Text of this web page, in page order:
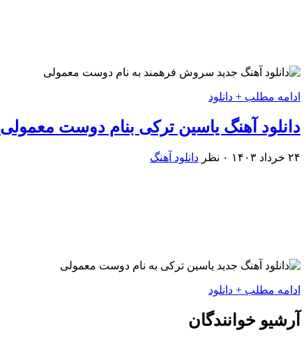
ادامه مطلب + دانلود
دانلود آهنگ یاسین ترکی بنام دوست معمولی
۲۴ خرداد ۱۴۰۳ ۰ نظر دانلود آهنگ
ادامه مطلب + دانلود
آرشیو خوانندگان